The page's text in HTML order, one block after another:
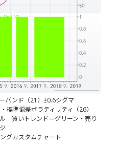
バンド（21）±0.6シグマ
標準偏差ボラティリティ（26）
買いトレンド＝グリーン・売り
グカスタムチャート